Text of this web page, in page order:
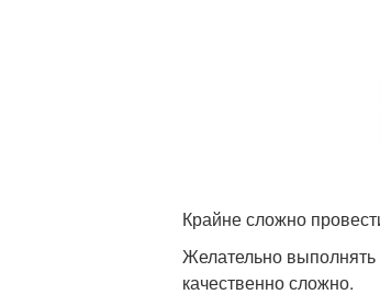
Крайне сложно
Желательно
качественно сложно.